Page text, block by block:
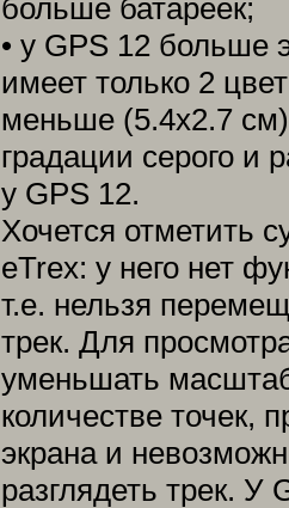
больше батареек;
• у GPS 12 больше
имеет только 2
меньше (5.4х2.7
градации серого и
у GPS 12.
Хочется отметить
eTrex: у него нет
т.е. нельзя
трек. Для
уменьшать
количестве точек,
экрана и
разглядеть трек. У